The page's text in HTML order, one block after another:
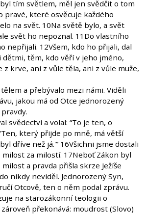
tím světlem, měl jen svědčit o tom
pravé, které osvěcuje každého
na svět. 10Na světě bylo, a svět
svět ho nepoznal. 11Do vlastního
nepřijali. 12Všem, kdo ho přijali, dal
dětmi, těm, kdo věří v jeho jméno,
z krve, ani z vůle těla, ani z vůle muže,
a přebývalo mezi námi. Viděli
jakou má od Otce jednorozený
svědectví a volal: “To je ten, o
který přijde po mně, má větší
dříve než já.'” 16Všichni jsme dostali
za milostí. 17Neboť Zákon byl
a pravda přišla skrze Ježíše
nikdy neviděl. Jednorozený Syn,
Otcově, ten o něm podal zprávu.
na starozákonní teologii o
překonává: moudrost (Slovo)